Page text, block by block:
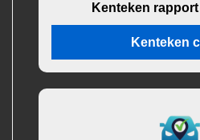
Kenteken
Kenteken